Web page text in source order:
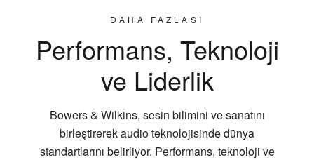
DAHA FAZLASI
Performans, Teknoloji
ve Liderlik
Bowers & Wilkins, sesin bilimini ve sanatını
birleştirerek audio teknolojisinde dünya
standartlarını belirliyor. Performans, teknoloji ve